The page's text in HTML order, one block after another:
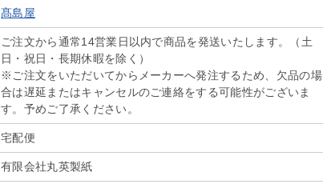
髙島屋
ご注文から通常14営業日以内で商品を発送いたします。（土
日・祝日・長期休暇を除く）
※ご注文をいただいてからメーカーへ発注するため、欠品の場
合は遅延またはキャンセルのご連絡をする可能性がございま
す。予めご了承ください。
宅配便
有限会社丸英製紙